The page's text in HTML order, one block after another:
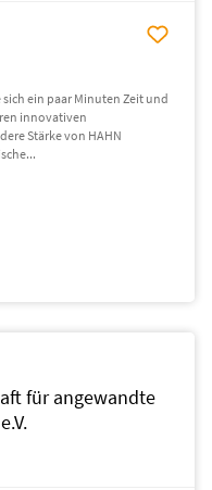
ein paar Minuten Zeit und
innovativen
Stärke von HAHN
für angewandte